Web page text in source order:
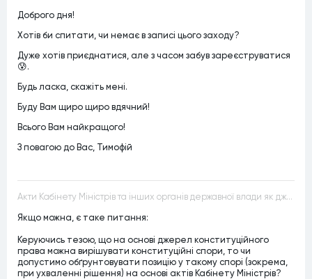
Доброго дня!
Хотів би спитати, чи немає в записі цього заходу?
Дуже хотів приєднатися, але з часом забув зареєструватися
😰.
Будь ласка, скажіть мені.
Буду Вам щиро щиро вдячний!
Всього Вам найкращого!
З повагою до Вас, Тимофій
Акти Кабінету Міністрів та інших органів державної влади як джерела конституційного права
Якщо можна, є таке питання:
Керуючись тезою, що на основі джерел конституційного
права можна вирішувати конституційні спори, то чи
допустимо обґрунтовувати позицію у такому спорі (зокрема,
при ухваленні рішення) на основі актів Кабінету Міністрів?